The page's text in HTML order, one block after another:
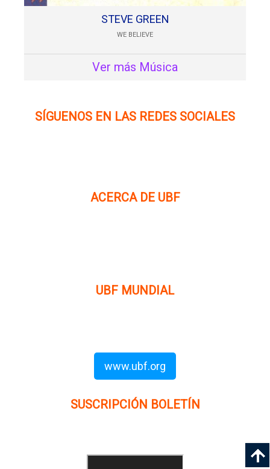
STEVE GREEN
WE BELIEVE
Ver más Música
SÍGUENOS EN LAS REDES SOCIALES
ACERCA DE UBF
UBF MUNDIAL
www.ubf.org
SUSCRIPCIÓN BOLETÍN